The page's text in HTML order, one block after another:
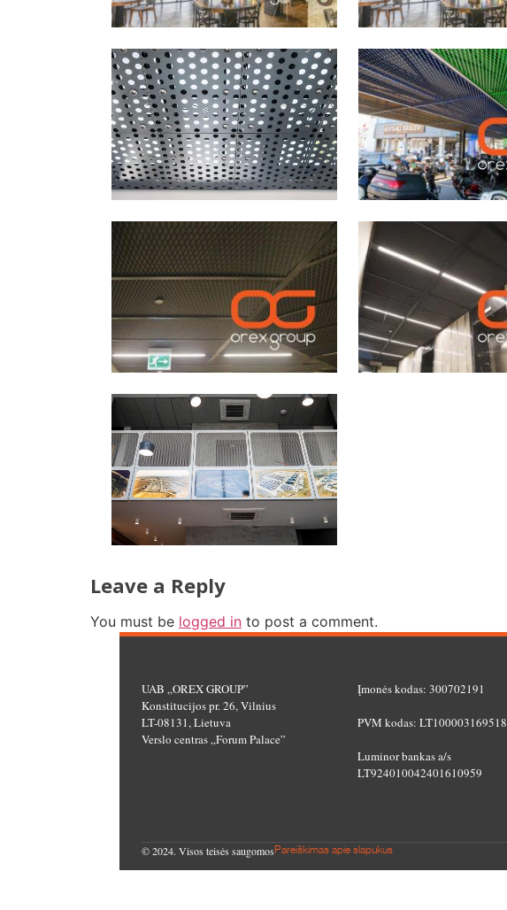
Leave a Reply
You must be logged in to post a comment.
UAB „OREX GROUP”
Konstitucijos pr. 26, Vilnius
LT-08131, Lietuva
Verslo centras „Forum Palace”
Įmonės kodas: 300702191
PVM kodas: LT100003169518
Luminor bankas a/s
LT924010042401610959
© 2024. Visos teisės saugomosPareiškimas apie slapukus